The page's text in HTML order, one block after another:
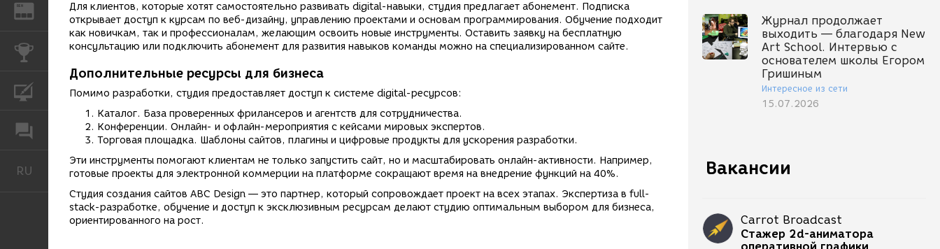
REN ЖУРНАЛ
КОНКУРСЫ
КУРСЫ
RU Русский
Журнал продолжает
выходить — благодаря New
Art School. Интервью с
основателем школы Егором
Гришиным
Интересное из сети
15.07.2026
Вакансии
Carrot Broadcast
Стажер 2d-аниматора
Для клиентов, которые хотят самостоятельно развивать digital-навыки, студия предлагает абонемент. Подписка
открывает доступ к курсам по веб-дизайну, управлению проектами и основам программирования. Обучение подходит
как новичкам, так и профессионалам, желающим освоить новые инструменты. Оставить заявку на бесплатную
консультацию или подключить абонемент для развития навыков команды можно на специализированном сайте.
Дополнительные ресурсы для бизнеса
Помимо разработки, студия предоставляет доступ к системе digital-ресурсов:
Каталог. База проверенных фрилансеров и агентств для сотрудничества.
Конференции. Онлайн- и офлайн-мероприятия с кейсами мировых экспертов.
Торговая площадка. Шаблоны сайтов, плагины и цифровые продукты для ускорения разработки.
Эти инструменты помогают клиентам не только запустить сайт, но и масштабировать онлайн-активности. Например,
готовые проекты для электронной коммерции на платформе сокращают время на внедрение функций на 40%.
Студия создания сайтов ABC Design — это партнер, который сопровождает проект на всех этапах. Экспертиза в full-
stack-разработке, обучение и доступ к эксклюзивным ресурсам делают студию оптимальным выбором для бизнеса,
ориентированного на рост.